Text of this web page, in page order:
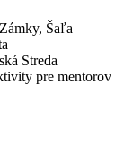
Šaľa
Streda
pre mentorov